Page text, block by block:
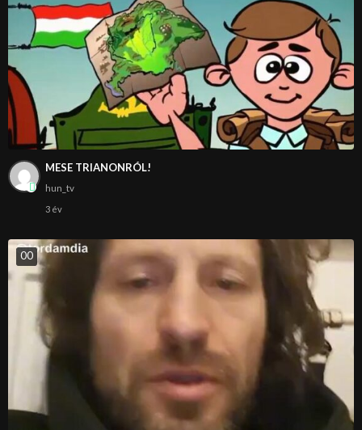
MESE TRIANONRÓL!
hun_tv
3 év
00